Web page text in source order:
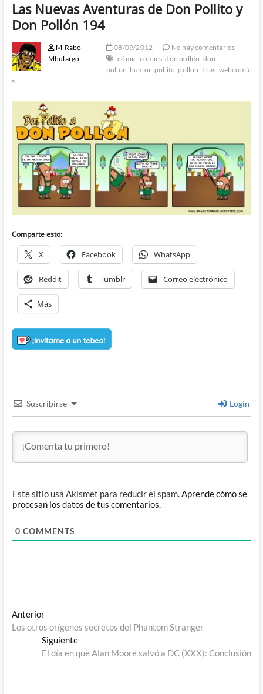
Las Nuevas Aventuras de Don Pollito y
Don Pollón 194
M'Rabo
Mhulargo
08/09/2012
No hay comentarios
cómic comics don pollito don
pollon humor pollito pollon tiras webcomic
s
Comparte esto:
X Facebook WhatsApp
Reddit Tumblr Correo electrónico
Más
Suscribirse Login
Este sitio usa Akismet para reducir el spam.Aprende cómo se
procesan los datos de tus comentarios.
0 COMMENTS
Navegación
de
entradas
AnteriorEntrada
anterior:
Los otros orígenes secretos del Phantom Stranger
SiguienteEntrada
siguiente:
El día en que Alan Moore salvó a DC (XXX): Conclusión